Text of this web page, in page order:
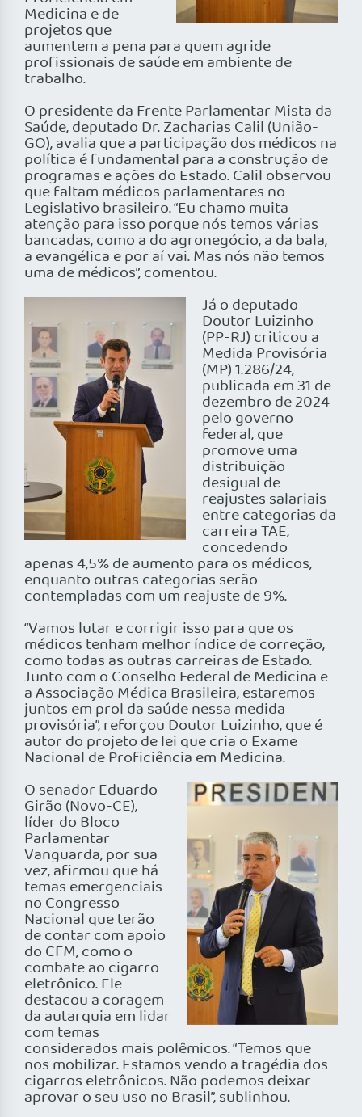
Medicina e de
projetos que
aumentem a pena para quem agride
profissionais de saúde em ambiente de
trabalho.
O presidente da Frente Parlamentar Mista da
Saúde, deputado Dr. Zacharias Calil (União-
GO), avalia que a participação dos médicos na
política é fundamental para a construção de
programas e ações do Estado. Calil observou
que faltam médicos parlamentares no
Legislativo brasileiro. “Eu chamo muita
atenção para isso porque nós temos várias
bancadas, como a do agronegócio, a da bala,
a evangélica e por aí vai. Mas nós não temos
uma de médicos”, comentou.
Já o deputado
Doutor Luizinho
(PP-RJ) criticou a
Medida Provisória
(MP) 1.286/24,
publicada em 31 de
dezembro de 2024
pelo governo
federal, que
promove uma
distribuição
desigual de
reajustes salariais
entre categorias da
carreira TAE,
concedendo
apenas 4,5% de aumento para os médicos,
enquanto outras categorias serão
contempladas com um reajuste de 9%.
“Vamos lutar e corrigir isso para que os
médicos tenham melhor índice de correção,
como todas as outras carreiras de Estado.
Junto com o Conselho Federal de Medicina e
a Associação Médica Brasileira, estaremos
juntos em prol da saúde nessa medida
provisória”, reforçou Doutor Luizinho, que é
autor do projeto de lei que cria o Exame
Nacional de Proficiência em Medicina.
O senador Eduardo
Girão (Novo-CE),
líder do Bloco
Parlamentar
Vanguarda, por sua
vez, afirmou que há
temas emergenciais
no Congresso
Nacional que terão
de contar com apoio
do CFM, como o
combate ao cigarro
eletrônico. Ele
destacou a coragem
da autarquia em lidar
com temas
considerados mais polêmicos. “Temos que
nos mobilizar. Estamos vendo a tragédia dos
cigarros eletrônicos. Não podemos deixar
aprovar o seu uso no Brasil”, sublinhou.